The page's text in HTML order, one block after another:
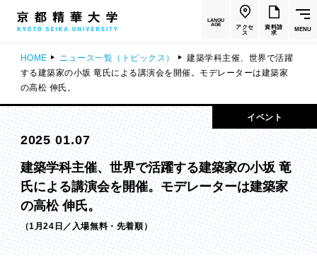
LANGU
AGE
アクセ
ス
資料請
求
MENU
HOME ニュース一覧（トピックス）
建築学科主催、世界で活躍
する建築家の小坂 竜氏による講演会を開催。モデレーターは建築家
の高松 伸氏。
イベント
2025 01.07
建築学科主催、世界で活躍する建築家の小坂 竜
氏による講演会を開催。モデレーターは建築家
の高松 伸氏。
（1月24日／入場無料・先着順）